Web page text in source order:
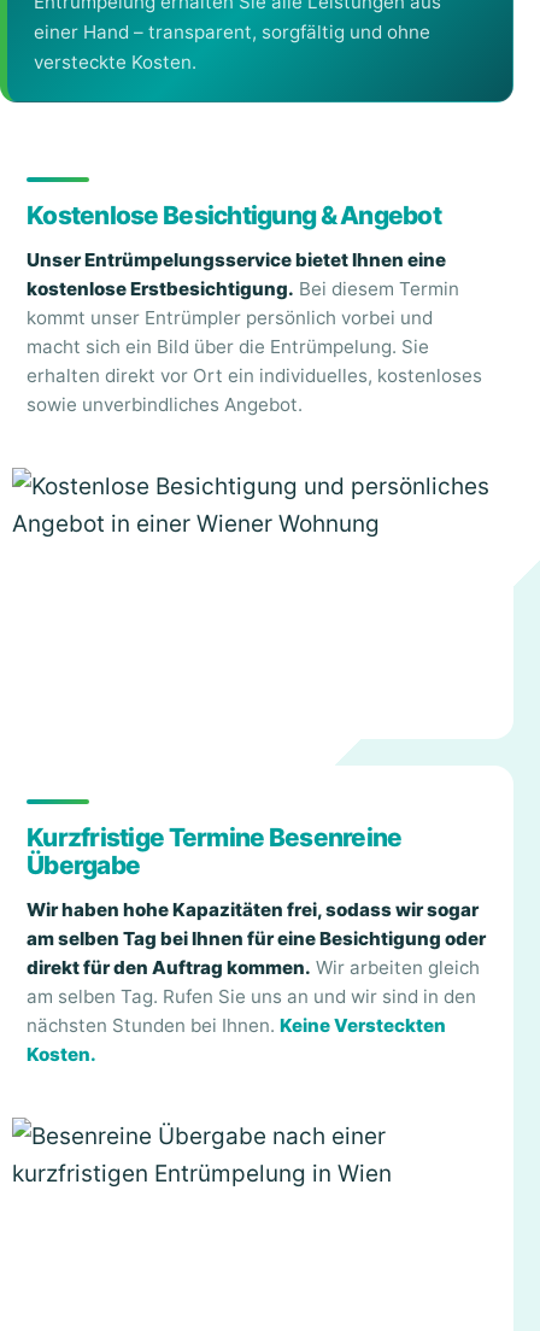
einer Hand – transparent, sorgfältig und ohne
versteckte Kosten.
Kostenlose Besichtigung & Angebot
Unser Entrümpelungsservice bietet Ihnen eine
kostenlose Erstbesichtigung. Bei diesem Termin
kommt unser Entrümpler persönlich vorbei und
macht sich ein Bild über die Entrümpelung. Sie
erhalten direkt vor Ort ein individuelles, kostenloses
sowie unverbindliches Angebot.
Kurzfristige Termine Besenreine
Übergabe
Wir haben hohe Kapazitäten frei, sodass wir sogar
am selben Tag bei Ihnen für eine Besichtigung oder
direkt für den Auftrag kommen. Wir arbeiten gleich
am selben Tag. Rufen Sie uns an und wir sind in den
nächsten Stunden bei Ihnen. Keine Versteckten
Kosten.